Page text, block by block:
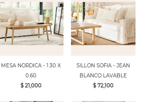
MESA NORDICA - 1.30 X
0.60
$ 21,000
SILLON SOFIA - JEAN
BLANCO LAVABLE
$ 72,100